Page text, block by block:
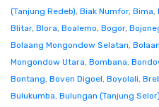
(Tanjung Redeb), Biak Numfor, Bima,
Blitar, Blora, Boalemo, Bogor,
Bolaang Mongondow Selatan,
Mongondow Utara, Bombana,
Bontang, Boven Digoel, Boyolali,
Bulukumba, Bulungan (Tanjung Selor)